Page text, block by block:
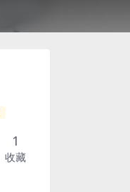
1
收藏